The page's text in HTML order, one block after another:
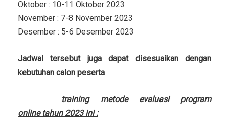
Oktober : 10-11 Oktober 2023
November : 7-8 November 2023
Desember : 5-6 Desember 2023
Jadwal tersebut juga dapat disesuaikan dengan
kebutuhan calon peserta
training metode evaluasi program
online tahun 2023 ini :